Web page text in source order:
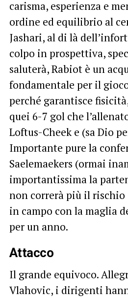
carisma, esperienza e
ordine ed equilibrio al
Jashari, al di là
colpo in prospettiva,
saluterà, Rabiot è un
fondamentale per il
perché garantisce
quei 6-7 gol che
Loftus-Cheek e (sa Dio
Importante pure la
Saelemaekers (ormai
importantissima la
non correrà più il rischio
in campo con la maglia
per un anno.
Attacco
Il grande equivoco.
Vlahovic, i dirigenti